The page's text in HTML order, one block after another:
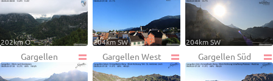
202km O 204km SW 204km SW
Gargellen Gargellen West Gargellen Süd